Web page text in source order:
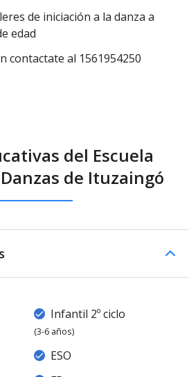
de iniciación a la danza a
edad
contactate al 1561954250
del Escuela
de Ituzaingó
Infantil 2º ciclo
(3-6 años)
ESO